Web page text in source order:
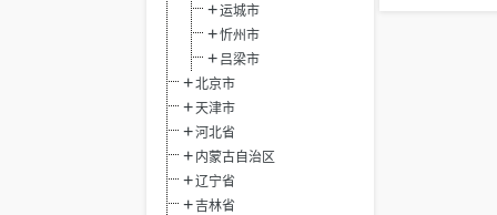
运城市
忻州市
吕梁市
北京市
天津市
河北省
内蒙古自治区
辽宁省
吉林省